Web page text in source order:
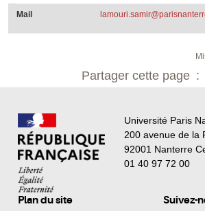
Mail
Partager cette page
Université Paris
200 avenue de la
92001 Nanterre
01 40 97 72 00
Plan du site Suivez-